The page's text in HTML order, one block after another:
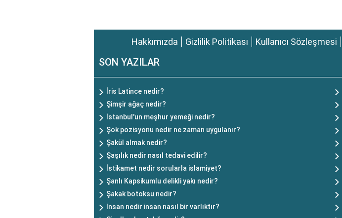
Hakkımızda Gizlilik Politikası Kullanıcı Sözleşmesi
SON YAZILAR
İris Latince nedir?
Şimşir ağaç nedir?
İstanbul'un meşhur yemeği nedir?
Şok pozisyonu nedir ne zaman uygulanır?
Şakül almak nedir?
Şaşılık nedir nasıl tedavi edilir?
İstikamet nedir sorularla islamiyet?
Şanlı Kapsikumlu delikli yakı nedir?
Şakak botoksu nedir?
İnsan nedir insan nasıl bir varlıktır?